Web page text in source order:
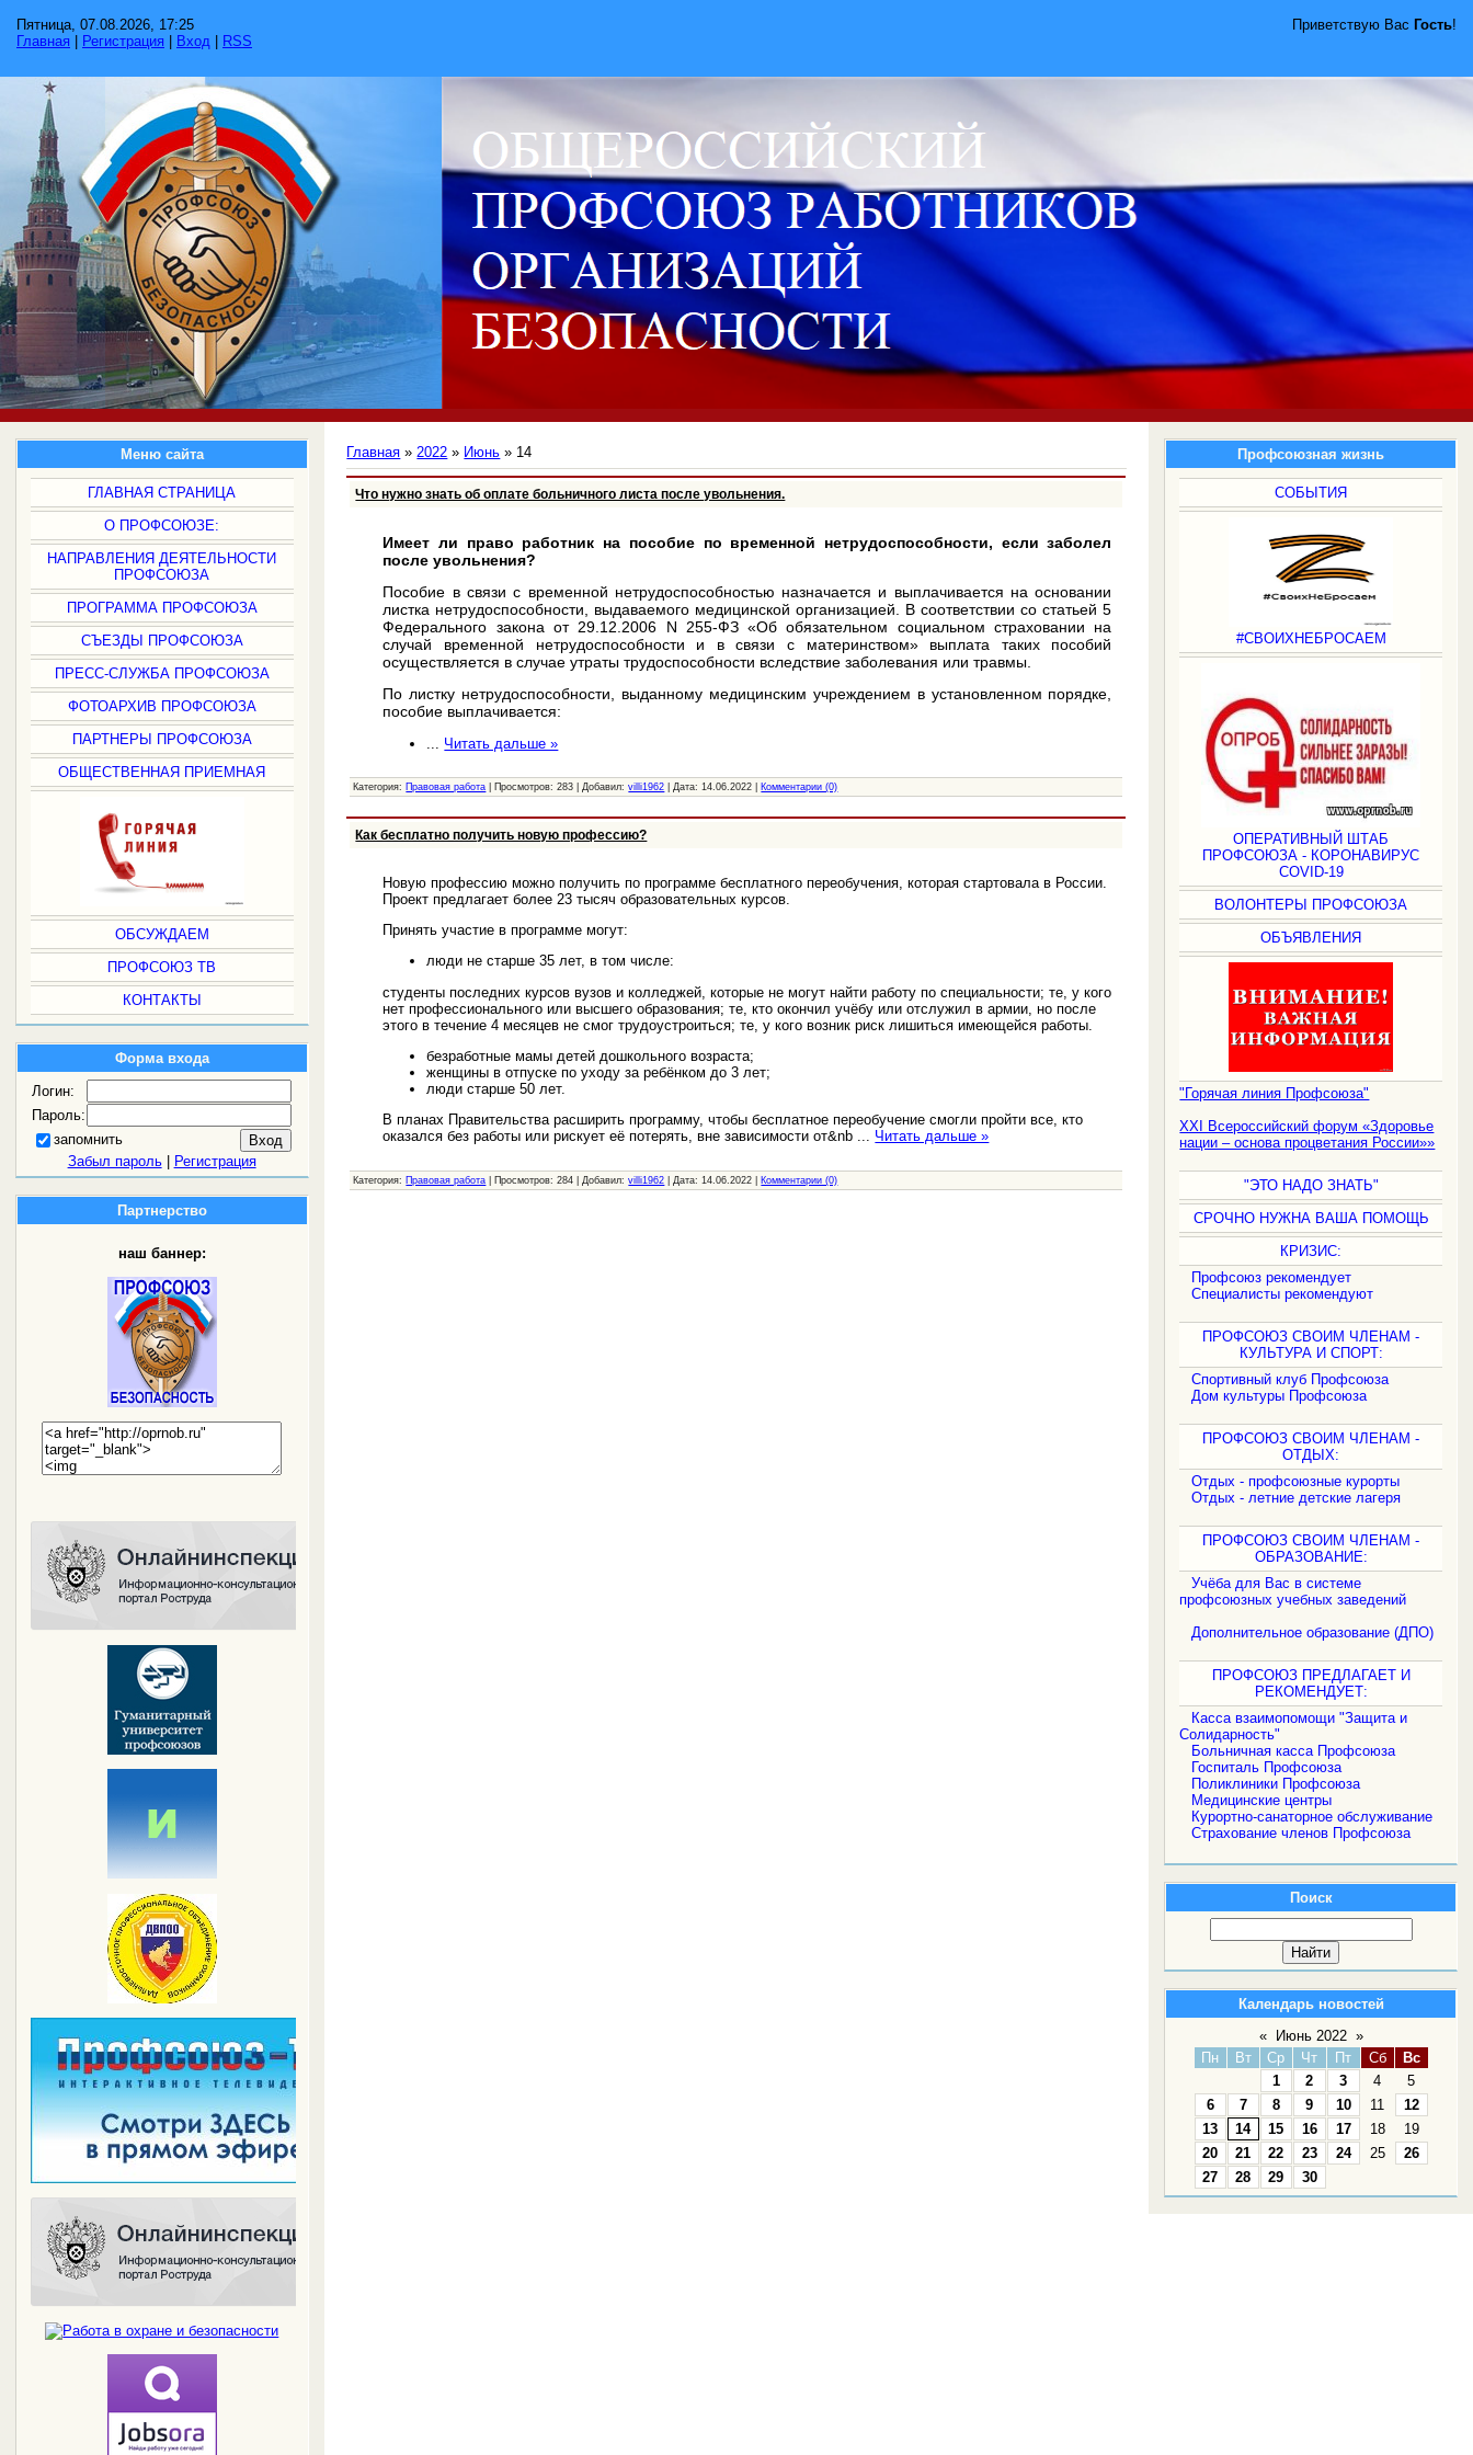
Приветствую Вас Гость!
Пятница, 07.08.2026, 17:25
Главная
Регистрация Вход RSS
Меню сайта
ГЛАВНАЯ СТРАНИЦА
О ПРОФСОЮЗЕ:
НАПРАВЛЕНИЯ ДЕЯТЕЛЬНОСТИ
ПРОФСОЮЗА
ПРОГРАММА ПРОФСОЮЗА
СЪЕЗДЫ ПРОФСОЮЗА
ПРЕСС-СЛУЖБА ПРОФСОЮЗА
ФОТОАРХИВ ПРОФСОЮЗА
ПАРТНЕРЫ ПРОФСОЮЗА
ОБЩЕСТВЕННАЯ ПРИЕМНАЯ
ОБСУЖДАЕМ
ПРОФСОЮЗ ТВ
КОНТАКТЫ
Форма входа
Логин:
Пароль:
запомнить
Забыл пароль| Регистрация
Партнерство
наш баннер:
Профсоюзная жизнь
СОБЫТИЯ
#СВОИХНЕБРОСАЕМ
ОПЕРАТИВНЫЙ ШТАБ
ПРОФСОЮЗА - КОРОНАВИРУС
COVID-19
ВОЛОНТЕРЫ ПРОФСОЮЗА
ОБЪЯВЛЕНИЯ
"Горячая линия Профсоюза"
XXI Всероссийский форум «Здоровье
нации – основа процветания России»»
"ЭТО НАДО ЗНАТЬ"
СРОЧНО НУЖНА ВАША ПОМОЩЬ
КРИЗИС:
Профсоюз рекомендует
Специалисты рекомендуют
ПРОФСОЮЗ СВОИМ ЧЛЕНАМ -
КУЛЬТУРА И СПОРТ:
Спортивный клуб Профсоюза
Дом культуры Профсоюза
ПРОФСОЮЗ СВОИМ ЧЛЕНАМ -
ОТДЫХ:
Отдых - профсоюзные курорты
Отдых - летние детские лагеря
ПРОФСОЮЗ СВОИМ ЧЛЕНАМ -
ОБРАЗОВАНИЕ:
Учёба для Вас в системе
профсоюзных учебных заведений
Дополнительное образование (ДПО)
ПРОФСОЮЗ ПРЕДЛАГАЕТ И
РЕКОМЕНДУЕТ:
Касса взаимопомощи "Защита и
Солидарность"
Больничная касса Профсоюза
Госпиталь Профсоюза
Поликлиники Профсоюза
Медицинские центры
Курортно-санаторное обслуживание
Страхование членов Профсоюза
Поиск
Календарь новостей
«
Июнь 2022 »
Пн
Вт Ср Чт Пт Сб
Вс
1
2 3 4
5
6
7 8 9 10 11
12
13
14 15 16 17 18
19
20
21 22 23 24 25
26
27
28 29 30
Главная »2022 » Июнь » 14
Что нужно знать об оплате больничного листа после увольнения.
Имеет ли право работник на пособие по временной нетрудоспособности, если заболел
после увольнения?
Пособие в связи с временной нетрудоспособностью назначается и выплачивается на основании
листка нетрудоспособности, выдаваемого медицинской организацией. В соответствии со статьей 5
Федерального закона от 29.12.2006 N 255-ФЗ «Об обязательном социальном страховании на
случай временной нетрудоспособности и в связи с материнством» выплата таких пособий
осуществляется в случае утраты трудоспособности вследствие заболевания или травмы.
По листку нетрудоспособности, выданному медицинским учреждением в установленном порядке,
пособие выплачивается:
Читать дальше »
Категория: Правовая работа Просмотров: 283 Добавил: villi1962 Дата: 14.06.2022 Комментарии (0)
Как бесплатно получить новую профессию?
Новую профессию можно получить по программе бесплатного переобучения, которая стартовала в России.
Проект предлагает более 23 тысяч образовательных курсов.
Принять участие в программе могут:
люди не старше 35 лет, в том числе:
студенты последних курсов вузов и колледжей, которые не могут найти работу по специальности; те, у кого
нет профессионального или высшего образования; те, кто окончил учёбу или отслужил в армии, но после
этого в течение 4 месяцев не смог трудоустроиться; те, у кого возник риск лишиться имеющейся работы.
безработные мамы детей дошкольного возраста;
женщины в отпуске по уходу за ребёнком до 3 лет;
люди старше 50 лет.
В планах Правительства расширить программу, чтобы бесплатное переобучение смогли пройти все, кто
оказался без работы или рискует её потерять, вне зависимости от&nb ... Читать дальше »
Категория: Правовая работа Просмотров: 284 Добавил: villi1962 Дата: 14.06.2022 Комментарии (0)